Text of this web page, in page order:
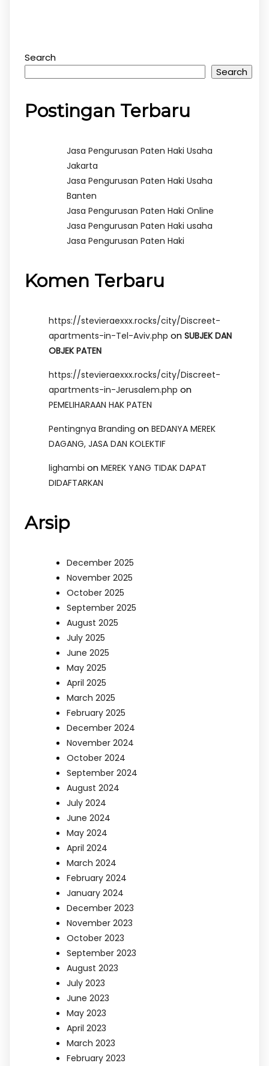
Search
Search
Postingan Terbaru
Jasa Pengurusan Paten Haki Usaha
Jakarta
Jasa Pengurusan Paten Haki Usaha
Banten
Jasa Pengurusan Paten Haki Online
Jasa Pengurusan Paten Haki usaha
Jasa Pengurusan Paten Haki
Komen Terbaru
https://stevieraexxx.rocks/city/Discreet-
apartments-in-Tel-Aviv.php on SUBJEK DAN
OBJEK PATEN
https://stevieraexxx.rocks/city/Discreet-
apartments-in-Jerusalem.php on
PEMELIHARAAN HAK PATEN
Pentingnya Branding on BEDANYA MEREK
DAGANG, JASA DAN KOLEKTIF
lighambi on MEREK YANG TIDAK DAPAT
DIDAFTARKAN
Arsip
December 2025
November 2025
October 2025
September 2025
August 2025
July 2025
June 2025
May 2025
April 2025
March 2025
February 2025
December 2024
November 2024
October 2024
September 2024
August 2024
July 2024
June 2024
May 2024
April 2024
March 2024
February 2024
January 2024
December 2023
November 2023
October 2023
September 2023
August 2023
July 2023
June 2023
May 2023
April 2023
March 2023
February 2023